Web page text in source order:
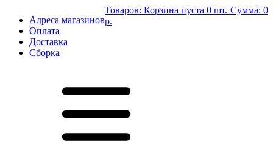
Адреса магазинов
Оплата
Доставка
Сборка
Товаров: Корзина пуста 0 шт. Сумма: 0
р.